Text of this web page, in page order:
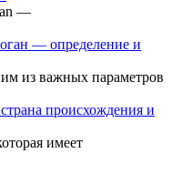
—
— определение и
из важных параметров
происхождения и
имеет